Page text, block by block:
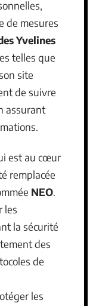
de mesures
Yvelines
telles que
site
de suivre
assurant
est au cœur
remplacée
NEO.
les
la sécurité
des
de
les